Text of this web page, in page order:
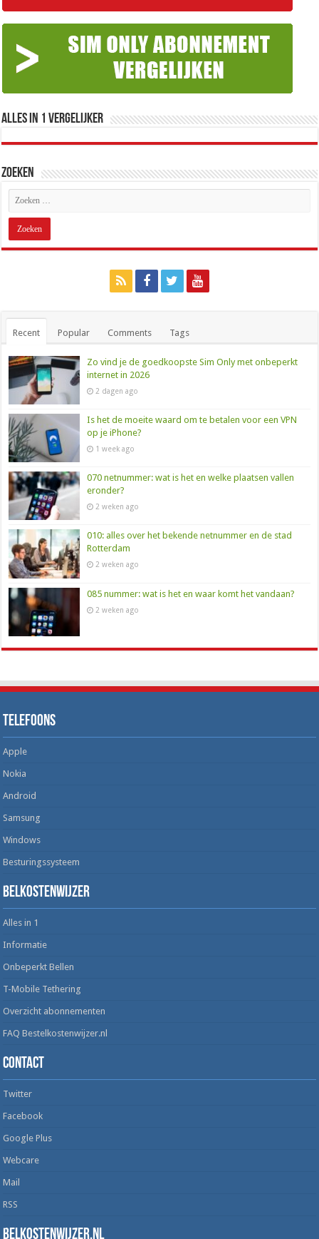
Alles in 1 Vergelijker
Zoeken
Recent Popular Comments Tags
Zo vind je de goedkoopste Sim Only met onbeperkt
internet in 2026
2 dagen ago
Is het de moeite waard om te betalen voor een VPN
op je iPhone?
1 week ago
070 netnummer: wat is het en welke plaatsen vallen
eronder?
2 weken ago
010: alles over het bekende netnummer en de stad
Rotterdam
2 weken ago
085 nummer: wat is het en waar komt het vandaan?
2 weken ago
Telefoons
Apple
Nokia
Android
Samsung
Windows
Besturingssysteem
Belkostenwijzer
Alles in 1
Informatie
Onbeperkt Bellen
T-Mobile Tethering
Overzicht abonnementen
FAQ Bestelkostenwijzer.nl
Contact
Twitter
Facebook
Google Plus
Webcare
Mail
RSS
Belkostenwijzer.nl